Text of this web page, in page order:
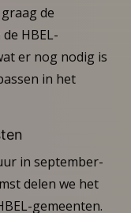
de
HBEL-
er nog nodig is
in het
in september-
delen we het
gemeenten.